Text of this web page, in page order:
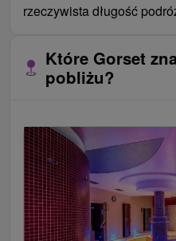
rzeczywista długość
Które Gorset
pobliżu?